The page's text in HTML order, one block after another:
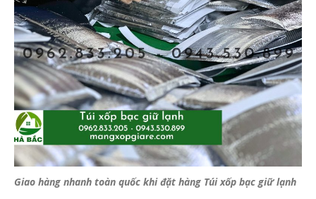
Giao hàng nhanh toàn quốc khi đặt hàng Túi xốp bạc giữ lạnh